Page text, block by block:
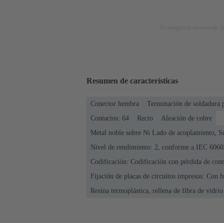
Resumen de características
Conector hembra Terminación de soldadura
Contactos: 64
Recto
Aleación de cobre
Metal noble sobre Ni Lado de acoplamiento,
Nivel de rendimiento: 2, conforme a IEC
Codificación: Codificación con pérdida de
Fijación de placas de circuitos impresos: Con
Resina termoplástica, rellena de fibra de vidrio